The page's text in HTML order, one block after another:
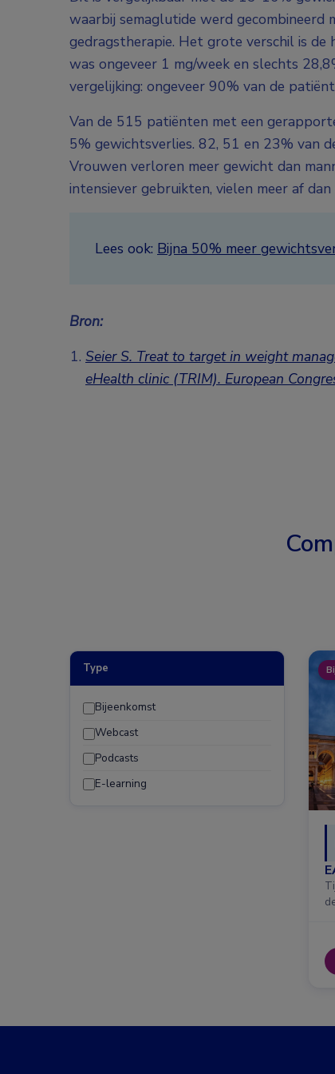
waarbij semaglutide werd
gedragstherapie. Het grote verschil is de
was ongeveer 1 mg/week en slechts
vergelijking: ongeveer 90% van de
Van de 515 patiënten met een
5% gewichtsverlies. 82, 51 en 23% van
Vrouwen verloren meer gewicht dan
intensiever gebruikten, vielen meer af
Lees ook: Bijna 50% meer
Bron:
Seier S. Treat to target in weight
eHealth clinic (TRIM). European
Type
Bijeenkomst
Webcast
Podcasts
E-learning